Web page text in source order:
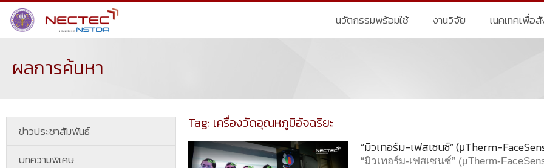
นวัตกรรมพร้อมใช้ งานวิจัย เนคเทคเพื่อ
ผลการค้นหา
ข่าวประชาสัมพันธ์
บทความพิเศษ
Tag: เครื่องวัดอุณหภูมิอัจฉริยะ
“มิวเทอร์ม-เฟสเซนซ์” (μTherm-
“มิวเทอร์ม-เฟสเซนซ์” (μTherm-